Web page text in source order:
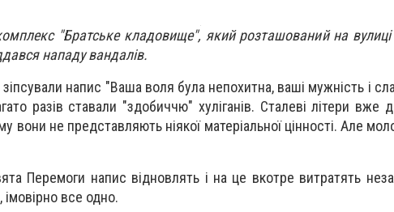
"Братське кладовище", який розташований на вулиці
нападу вандалів.
напис "Ваша воля була непохитна, ваші мужність і
разів ставали "здобиччю" хуліганів. Сталеві літери вже
вони не представляють ніякої матеріальної цінності. Але
Перемоги напис відновлять і на це вкотре витратять
все одно.